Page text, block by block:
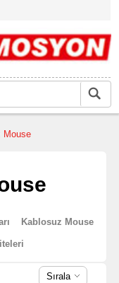
Mouse
Kablosuz Mouse
Sırala